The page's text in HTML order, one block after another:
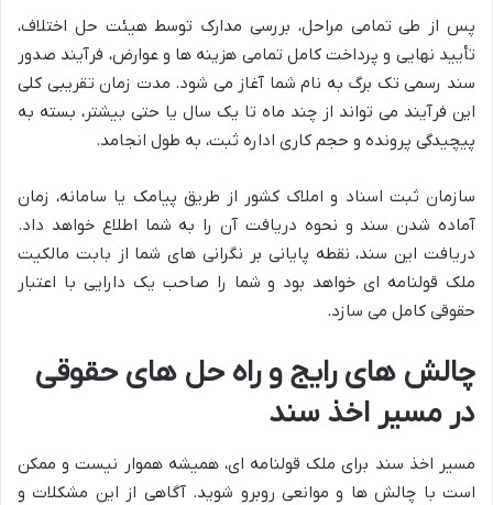
پس از طی تمامی مراحل، بررسی مدارک توسط هیئت حل اختلاف،
تأیید نهایی و پرداخت کامل تمامی هزینه ها و عوارض، فرآیند صدور
سند رسمی تک برگ به نام شما آغاز می شود. مدت زمان تقریبی کلی
این فرآیند می تواند از چند ماه تا یک سال یا حتی بیشتر، بسته به
پیچیدگی پرونده و حجم کاری اداره ثبت، به طول انجامد.
سازمان ثبت اسناد و املاک کشور از طریق پیامک یا سامانه، زمان
آماده شدن سند و نحوه دریافت آن را به شما اطلاع خواهد داد.
دریافت این سند، نقطه پایانی بر نگرانی های شما از بابت مالکیت
ملک قولنامه ای خواهد بود و شما را صاحب یک دارایی با اعتبار
حقوقی کامل می سازد.
چالش های رایج و راه حل های حقوقی
در مسیر اخذ سند
مسیر اخذ سند برای ملک قولنامه ای، همیشه هموار نیست و ممکن
است با چالش ها و موانعی روبرو شوید. آگاهی از این مشکلات و